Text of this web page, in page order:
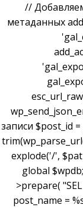
//
метаданных
записи $post_id
explode('/',
global
>prepare(
post_name =